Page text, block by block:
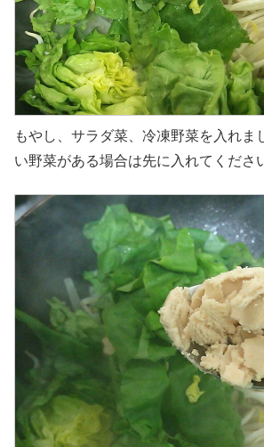
もやし、サラダ菜、冷凍野菜を入れま
い野菜がある場合は先に入れてくださ